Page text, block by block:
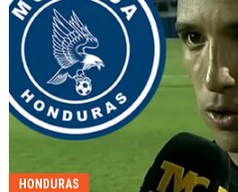
HONDURAS